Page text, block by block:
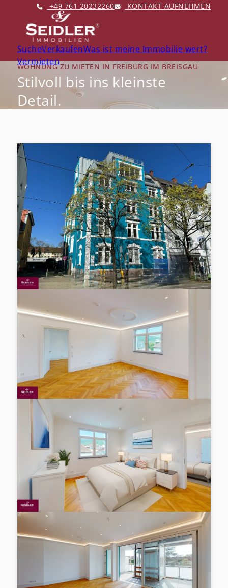
+49 761 20232260 KONTAKT AUFNEHMEN
SucheVerkaufenWas ist meine Immobilie wert?
Vermieten
WOHNUNG ZU MIETEN IN FREIBURG IM BREISGAU
Stilvoll bis ins kleinste
Detail.